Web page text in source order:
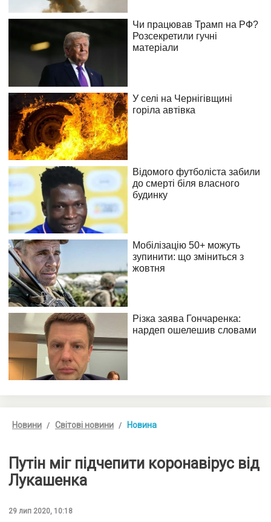
Новини Світові новини Новина
Путін міг підчепити коронавірус від
Лукашенка
29 лип 2020, 10:18